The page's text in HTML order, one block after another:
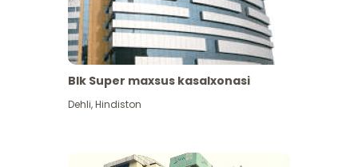
Blk Super maxsus kasalxonasi
Dehli,Hindiston